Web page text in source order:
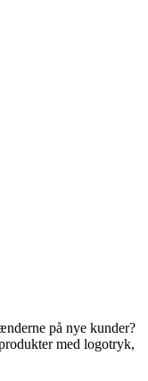
på nye kunder?
med logotryk,